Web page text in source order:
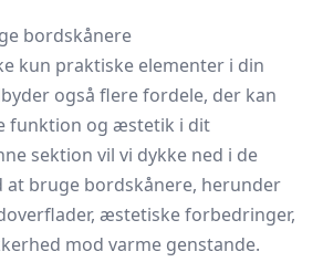
bordskånere
kun praktiske elementer i din
også flere fordele, der kan
funktion og æstetik i dit
sektion vil vi dykke ned i de
at bruge bordskånere, herunder
æstetiske forbedringer,
mod varme genstande.